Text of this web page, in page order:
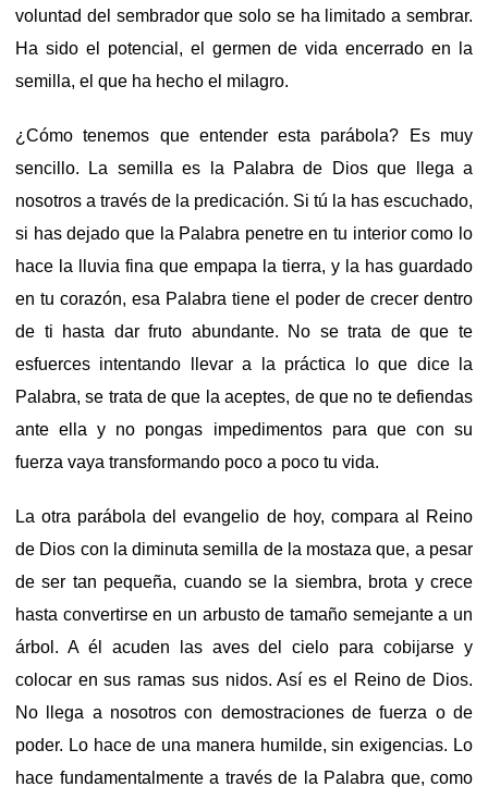
voluntad del sembrador que solo se ha limitado a sembrar.
Ha sido el potencial, el germen de vida encerrado en la
semilla, el que ha hecho el milagro.
¿Cómo tenemos que entender esta parábola? Es muy
sencillo. La semilla es la Palabra de Dios que llega a
nosotros a través de la predicación. Si tú la has escuchado,
si has dejado que la Palabra penetre en tu interior como lo
hace la lluvia fina que empapa la tierra, y la has guardado
en tu corazón, esa Palabra tiene el poder de crecer dentro
de ti hasta dar fruto abundante. No se trata de que te
esfuerces intentando llevar a la práctica lo que dice la
Palabra, se trata de que la aceptes, de que no te defiendas
ante ella y no pongas impedimentos para que con su
fuerza vaya transformando poco a poco tu vida.
La otra parábola del evangelio de hoy, compara al Reino
de Dios con la diminuta semilla de la mostaza que, a pesar
de ser tan pequeña, cuando se la siembra, brota y crece
hasta convertirse en un arbusto de tamaño semejante a un
árbol. A él acuden las aves del cielo para cobijarse y
colocar en sus ramas sus nidos. Así es el Reino de Dios.
No llega a nosotros con demostraciones de fuerza o de
poder. Lo hace de una manera humilde, sin exigencias. Lo
hace fundamentalmente a través de la Palabra que, como